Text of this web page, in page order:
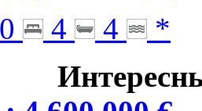
4 4
*